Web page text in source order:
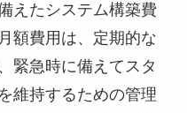
えたシステム構築費
額費用は、定期的な
緊急時に備えてスタ
維持するための管理